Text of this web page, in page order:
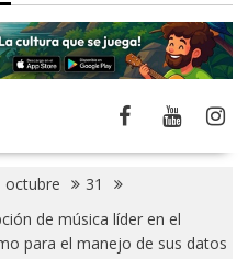
octubre
31
de música líder en el
para el manejo de sus datos